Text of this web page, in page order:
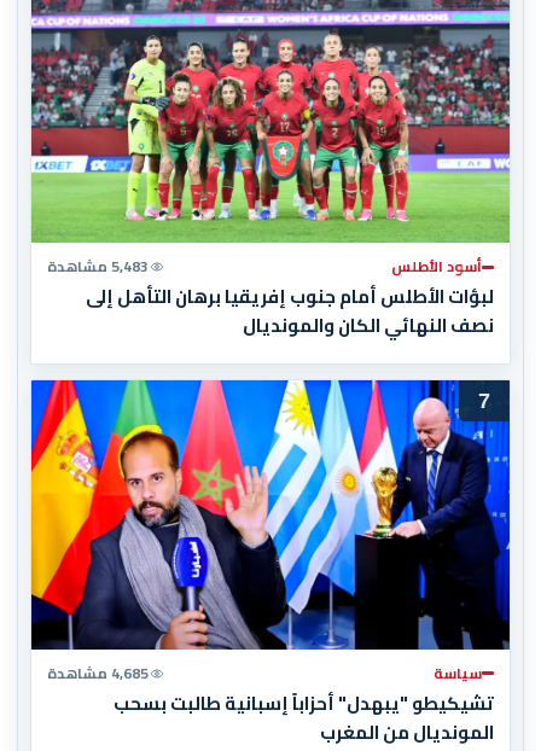
أسود الأطلس 5,483 مشاهدة
لبؤات الأطلس أمام جنوب إفريقيا برهان التأهل إلى
نصف النهائي الكان والمونديال
7
سياسة 4,685 مشاهدة
تشيكيطو "يبهدل" أحزاباً إسبانية طالبت بسحب
المونديال من المغرب